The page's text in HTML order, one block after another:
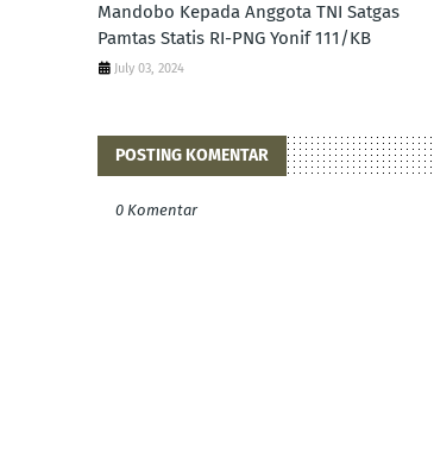
Mandobo Kepada Anggota TNI Satgas
Pamtas Statis RI-PNG Yonif 111/KB
July 03, 2024
POSTING KOMENTAR
0 Komentar